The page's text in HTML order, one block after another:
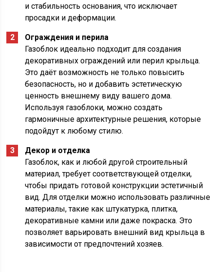
и стабильность основания, что исключает
просадки и деформации.
Ограждения и перила
Газоблок идеально подходит для создания
декоративных ограждений или перил крыльца.
Это даёт возможность не только повысить
безопасность, но и добавить эстетическую
ценность внешнему виду вашего дома.
Используя газоблоки, можно создать
гармоничные архитектурные решения, которые
подойдут к любому стилю.
Декор и отделка
Газоблок, как и любой другой строительный
материал, требует соответствующей отделки,
чтобы придать готовой конструкции эстетичный
вид. Для отделки можно использовать различные
материалы, такие как штукатурка, плитка,
декоративные камни или даже покраска. Это
позволяет варьировать внешний вид крыльца в
зависимости от предпочтений хозяев.